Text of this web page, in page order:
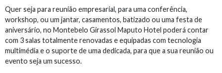
Quer seja para reunião empresarial, para uma conferência,
workshop, ou um jantar, casamentos, batizado ou uma festa de
aniversário, no Montebelo Girassol Maputo Hotel poderá contar
com 3 salas totalmente renovadas e equipadas com tecnologia
multimédia e o suporte de uma dedicada, para que a sua reunião ou
evento seja um sucesso.